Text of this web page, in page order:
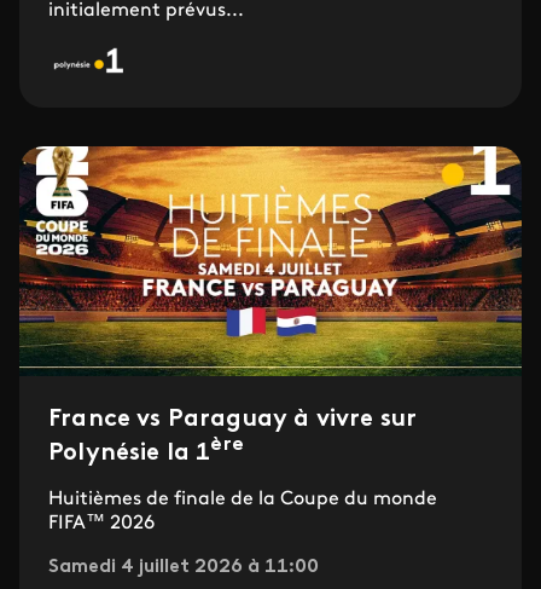
initialement prévus...
France vs Paraguay à vivre sur
Polynésie la 1ère
Huitièmes de finale de la Coupe du monde
FIFA™ 2026
Samedi 4 juillet 2026 à 11:00